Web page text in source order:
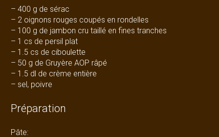
– 400 g de sérac
– 2 oignons rouges coupés en rondelles
– 100 g de jambon cru taillé en fines tranches
– 1 cs de persil plat
– 1.5 cs de ciboulette
– 50 g de Gruyère AOP râpé
– 1.5 dl de crème entière
– sel, poivre
Préparation
Pâte: